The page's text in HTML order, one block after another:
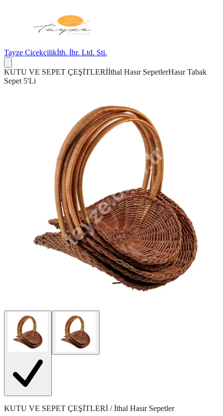
Tayze Çiçekçilikİth. İhr. Ltd. Şti.
KUTU VE SEPET ÇEŞİTLERİİthal Hasır SepetlerHasır Tabak
Sepet 5'Li
KUTU VE SEPET ÇEŞİTLERİ / İthal Hasır Sepetler